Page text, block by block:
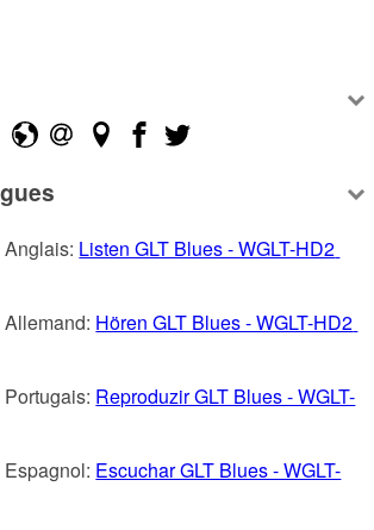
Listen GLT Blues - WGLT-HD2
Hören GLT Blues - WGLT-HD2
Reproduzir GLT Blues - WGLT-
Escuchar GLT Blues - WGLT-